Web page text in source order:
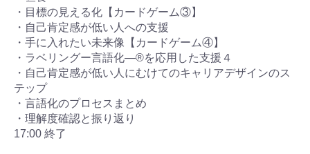
・目標の見える化【カードゲーム③】
・自己肯定感が低い人への支援
・手に入れたい未来像【カードゲーム④】
・ラベリングー言語化―®を応用した支援４
・自己肯定感が低い人にむけてのキャリアデザインのス
テップ
・言語化のプロセスまとめ
・理解度確認と振り返り
17:00 終了